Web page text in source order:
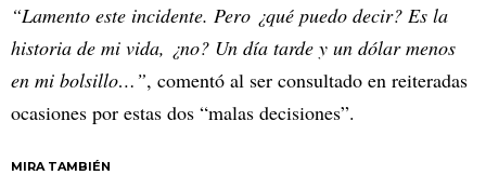
“Lamento este incidente. Pero ¿qué puedo decir? Es la
historia de mi vida, ¿no? Un día tarde y un dólar menos
en mi bolsillo…”, comentó al ser consultado en reiteradas
ocasiones por estas dos “malas decisiones”.
MIRA TAMBIÉN